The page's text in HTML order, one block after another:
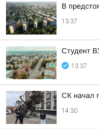
В
13:37
Студент
13:37
СК начал
14:30